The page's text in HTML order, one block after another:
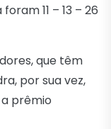
11 – 13 – 26
que têm
por sua vez,
prêmio